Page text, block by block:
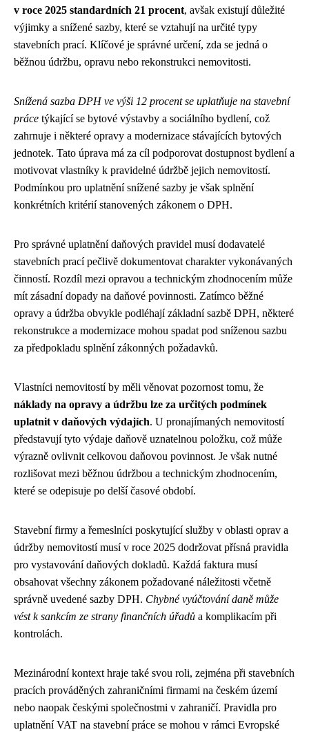
v roce 2025 standardních 21 procent, avšak existují důležité
výjimky a snížené sazby, které se vztahují na určité typy
stavebních prací. Klíčové je správné určení, zda se jedná o
běžnou údržbu, opravu nebo rekonstrukci nemovitosti.
Snížená sazba DPH ve výši 12 procent se uplatňuje na stavební
práce týkající se bytové výstavby a sociálního bydlení, což
zahrnuje i některé opravy a modernizace stávajících bytových
jednotek. Tato úprava má za cíl podporovat dostupnost bydlení a
motivovat vlastníky k pravidelné údržbě jejich nemovitostí.
Podmínkou pro uplatnění snížené sazby je však splnění
konkrétních kritérií stanovených zákonem o DPH.
Pro správné uplatnění daňových pravidel musí dodavatelé
stavebních prací pečlivě dokumentovat charakter vykonávaných
činností. Rozdíl mezi opravou a technickým zhodnocením může
mít zásadní dopady na daňové povinnosti. Zatímco běžné
opravy a údržba obvykle podléhají základní sazbě DPH, některé
rekonstrukce a modernizace mohou spadat pod sníženou sazbu
za předpokladu splnění zákonných požadavků.
Vlastníci nemovitostí by měli věnovat pozornost tomu, že
náklady na opravy a údržbu lze za určitých podmínek
uplatnit v daňových výdajích. U pronajímaných nemovitostí
představují tyto výdaje daňově uznatelnou položku, což může
výrazně ovlivnit celkovou daňovou povinnost. Je však nutné
rozlišovat mezi běžnou údržbou a technickým zhodnocením,
které se odepisuje po delší časové období.
Stavební firmy a řemeslníci poskytující služby v oblasti oprav a
údržby nemovitostí musí v roce 2025 dodržovat přísná pravidla
pro vystavování daňových dokladů. Každá faktura musí
obsahovat všechny zákonem požadované náležitosti včetně
správně uvedené sazby DPH. Chybné vyúčtování daně může
vést k sankcím ze strany finančních úřadů a komplikacím při
kontrolách.
Mezinárodní kontext hraje také svou roli, zejména při stavebních
pracích prováděných zahraničními firmami na českém území
nebo naopak českými společnostmi v zahraničí. Pravidla pro
uplatnění VAT na stavební práce se mohou v rámci Evropské